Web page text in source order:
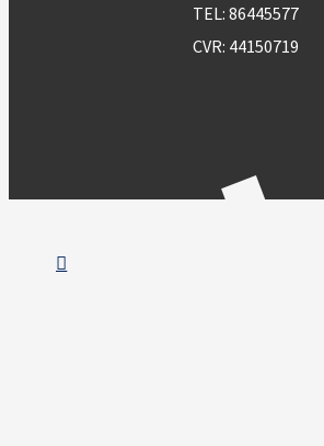
TEL: 86445577
CVR: 44150719